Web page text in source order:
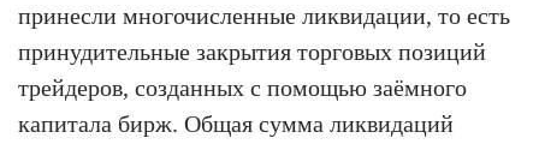
принесли многочисленные ликвидации, то есть
принудительные закрытия торговых позиций
трейдеров, созданных с помощью заёмного
капитала бирж. Общая сумма ликвидаций